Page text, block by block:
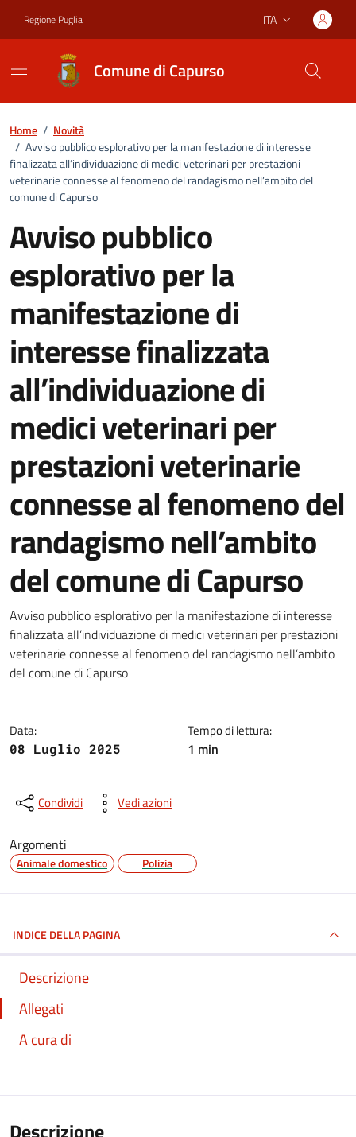
Regione Puglia Lingua attiva:
ITA
Comune di Capurso
Home / Novità
/ Avviso pubblico esplorativo per la manifestazione di interesse
finalizzata all’individuazione di medici veterinari per prestazioni
veterinarie connesse al fenomeno del randagismo nell’ambito del
comune di Capurso
Avviso pubblico
esplorativo per la
manifestazione di
interesse finalizzata
all’individuazione di
medici veterinari per
prestazioni veterinarie
connesse al fenomeno del
randagismo nell’ambito
del comune di Capurso
Dettagli della notizia
Avviso pubblico esplorativo per la manifestazione di interesse
finalizzata all’individuazione di medici veterinari per prestazioni
veterinarie connesse al fenomeno del randagismo nell’ambito
del comune di Capurso
Data:
08 Luglio 2025
Tempo di lettura:
1 min
Condividi Vedi azioni
Argomenti
Animale domestico Polizia
INDICE DELLA PAGINA
Descrizione
Allegati
A cura di